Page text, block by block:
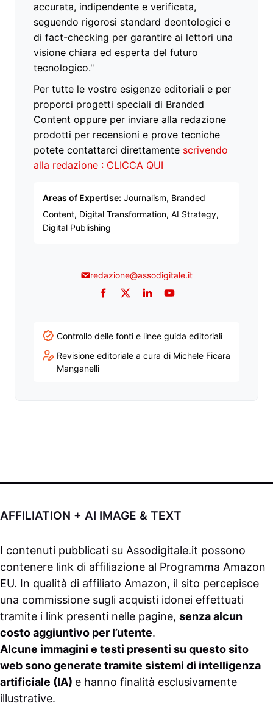
accurata, indipendente e verificata,
seguendo rigorosi standard deontologici e
di fact-checking per garantire ai lettori una
visione chiara ed esperta del futuro
tecnologico."
Per tutte le vostre esigenze editoriali e per
proporci progetti speciali di Branded
Content oppure per inviare alla redazione
prodotti per recensioni e prove tecniche
potete contattarci direttamente scrivendo
alla redazione : CLICCA QUI
Areas of Expertise: Journalism, Branded
Content, Digital Transformation, AI Strategy,
Digital Publishing
redazione@assodigitale.it
Facebook
TwitterLinkedInYouTube
Controllo delle fonti e linee guida editoriali
Revisione editoriale a cura di Michele Ficara
Manganelli
AFFILIATION + AI IMAGE & TEXT
I contenuti pubblicati su Assodigitale.it possono
contenere link di affiliazione al Programma Amazon
EU. In qualità di affiliato Amazon, il sito percepisce
una commissione sugli acquisti idonei effettuati
tramite i link presenti nelle pagine, senza alcun
costo aggiuntivo per l’utente.
Alcune immagini e testi presenti su questo sito
web sono generate tramite sistemi di intelligenza
artificiale (IA) e hanno finalità esclusivamente
illustrative.